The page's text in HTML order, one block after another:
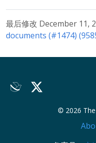
最后修改 December 11,
documents (#1474)
© 2026